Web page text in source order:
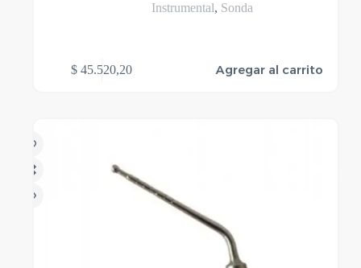
Instrumental, Sonda
$ 45.520,20 Agregar al carrito